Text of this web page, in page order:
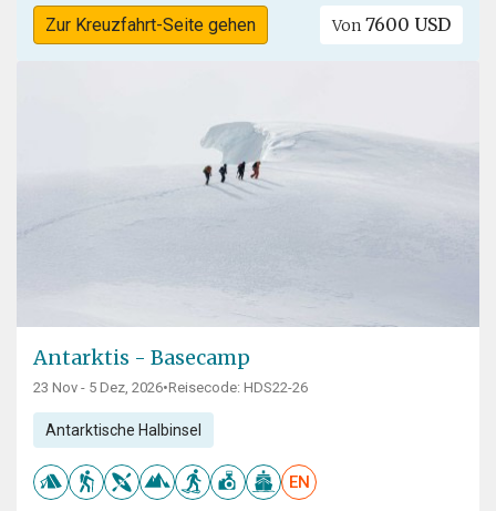
Zur Kreuzfahrt-Seite gehen Von 7600 USD
Antarktis - Basecamp
23 Nov - 5 Dez, 2026•Reisecode: HDS22-26
Antarktische Halbinsel
EN